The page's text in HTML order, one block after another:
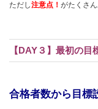
ただし注意点！ がたくさん
【DAY３】最初の目
合格者数から目標